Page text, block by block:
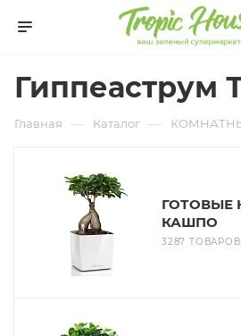
Гиппеаструм
Главная — Каталог —
ГОТОВЫЕ
КАШПО
3287 ТОВАРОВ